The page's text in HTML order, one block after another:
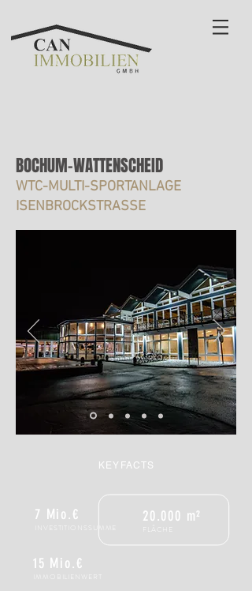
BOCHUM-WATTENSCHEID
WTC-MULTI-SPORTANLAGE
ISENBROCKSTRASSE
KEYFACTS
20.000 m²
7 Mio.€
15 Mio.€
IMMOBILIENWERT